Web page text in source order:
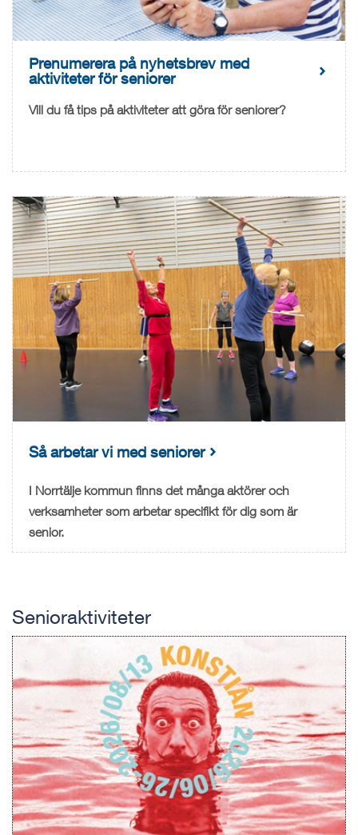
Prenumerera på nyhetsbrev med
aktiviteter för seniorer
Vill du få tips på aktiviteter att göra för seniorer?
Så arbetar vi med seniorer
I Norrtälje kommun finns det många aktörer och
verksamheter som arbetar specifikt för dig som är
senior.
Senioraktiviteter